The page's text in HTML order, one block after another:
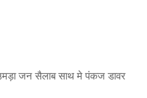
जन सैलाब साथ मे पंकज डावर